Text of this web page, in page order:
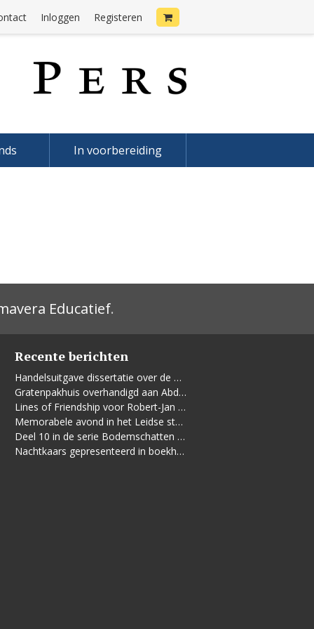
Inloggen Registeren
In voorbereiding
Educatief.
Recente berichten
Handelsuitgave dissertatie over de Leidse vrouwenbeweging
Gratenpakhuis overhandigd aan Abdelhaq Jermoumi
Lines of Friendship voor Robert-Jan te Rijdt
Memorabele avond in het Leidse stadhuis
Deel 10 in de serie Bodemschatten en Bouwgeheimen verschenen
Nachtkaars gepresenteerd in boekhandel De Kler